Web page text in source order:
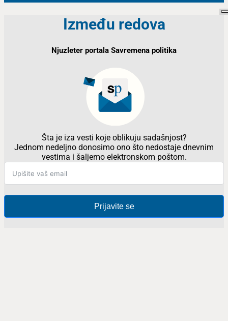
Između redova
Njuzleter portala Savremena politika
Šta je iza vesti koje oblikuju sadašnjost?
Jednom nedeljno donosimo ono što nedostaje dnevnim
vestima i šaljemo elektronskom poštom.
Prijavite se